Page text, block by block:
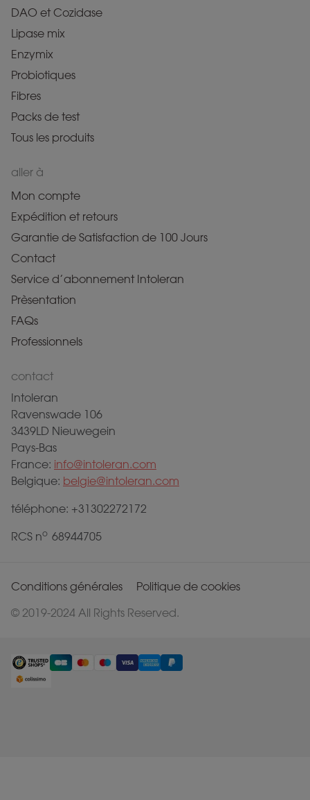
DAO et Cozidase
Lipase mix
Enzymix
Probiotiques
Fibres
Packs de test
Tous les produits
aller à
Mon compte
Expédition et retours
Garantie de Satisfaction de 100 Jours
Contact
Service d’abonnement Intoleran
Prèsentation
FAQs
Professionnels
contact
Intoleran
Ravenswade 106
3439LD Nieuwegein
Pays-Bas
France: info@intoleran.com
Belgique: belgie@intoleran.com
téléphone: +31302272172
RCS no 68944705
© 2019-2024 All Rights Reserved.
Conditions générales Politique de cookies